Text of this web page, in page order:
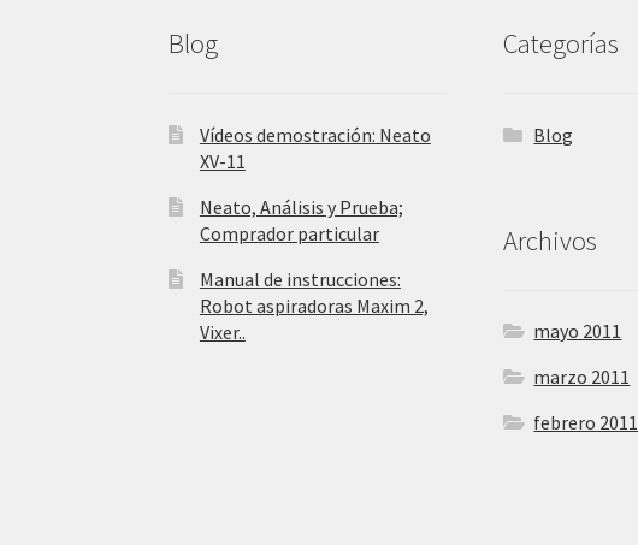
Blog
Vídeos demostración: Neato
XV-11
Neato, Análisis y Prueba;
Comprador particular
Manual de instrucciones:
Robot aspiradoras Maxim 2,
Vixer..
Categorías
Blog
Archivos
mayo 2011
marzo 2011
febrero 2011